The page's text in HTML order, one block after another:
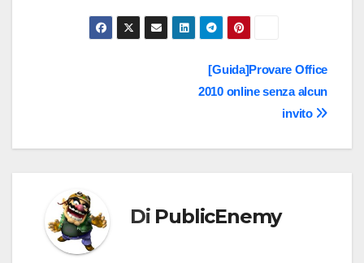
[Guida]Provare Office
2010 online senza alcun
invito
Di PublicEnemy